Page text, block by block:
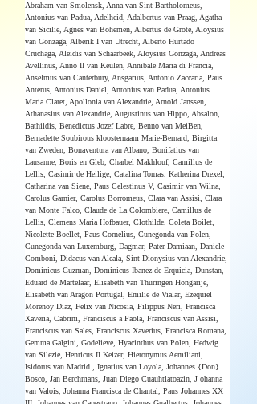
Abraham van Smolensk, Anna van Sint-Bartholomeus,
Antonius van Padua, Adelheid, Adalbertus van Praag, Agatha
van Sicilie, Agnes van Bohemen, Albertus de Grote, Aloysius
van Gonzaga, Alberik I van Utrecht, Alberto Hurtado
Cruchaga, Aleidis van Schaarbeek, Aloysius Gonzaga, Andreas
Avellinus, Anno II van Keulen, Annibale Maria di Francia,
Anselmus van Canterbury, Ansgarius, Antonio Zaccaria, Paus
Anterus, Antonius Daniel, Antonius van Padua, Antonius
Maria Claret, Apollonia van Alexandrie, Arnold Janssen,
Athanasius van Alexandrie, Augustinus van Hippo, Absalon,
Bathildis, Benedictus Jozef Labre, Benno van MeiBen,
Bernadette Soubirous kloosternaam Marie-Bernard, Birgitta
van Zweden, Bonaventura van Albano, Bonifatius van
Lausanne, Boris en Gleb, Charbel Makhlouf, Camillus de
Lellis, Casimir de Heilige, Catalina Tomas, Katherina Drexel,
Catharina van Siene, Paus Celestinus V, Casimir van Wilna,
Carolus Garnier, Carolus Borromeus, Clara van Assisi, Clara
van Monte Falco, Claude de La Colombiere, Camillus de
Lellis, Clemens Maria Hofbauer, Clothilde, Coleta Boilet,
Nicolette Boellet, Paus Cornelius, Cunegonda van Polen,
Cunegonda van Luxemburg, Dagmar, Pater Damiaan, Daniele
Comboni, Didacus van Alcala, Sint Dionysius van Alexandrie,
Dominicus Guzman, Dominicus Ibanez de Erquicia, Dunstan,
Eduard de Martelaar, Elisabeth van Thuringen Hongarije,
Elisabeth van Aragon Portugal, Emilie de Vialar, Ezequiel
Morenoy Diaz, Felix van Nicosia, Filippus Neri, Francisca
Xaveria, Cabrini, Franciscus a Paola, Franciscus van Assisi,
Franciscus van Sales, Franciscus Xaverius, Francisca Romana,
Gemma Galgini, Godelieve, Hyacinthus van Polen, Hedwig
van Silezie, Henricus II Keizer, Hieronymus Aemiliani,
Isidorus van Madrid , Ignatius van Loyola, Johannes {Don}
Bosco, Jan Berchmans, Juan Diego Cuauhtlatoazin, J ohanna
van Valois, Johanna Francisca de Chantal, Paus Johannes XX